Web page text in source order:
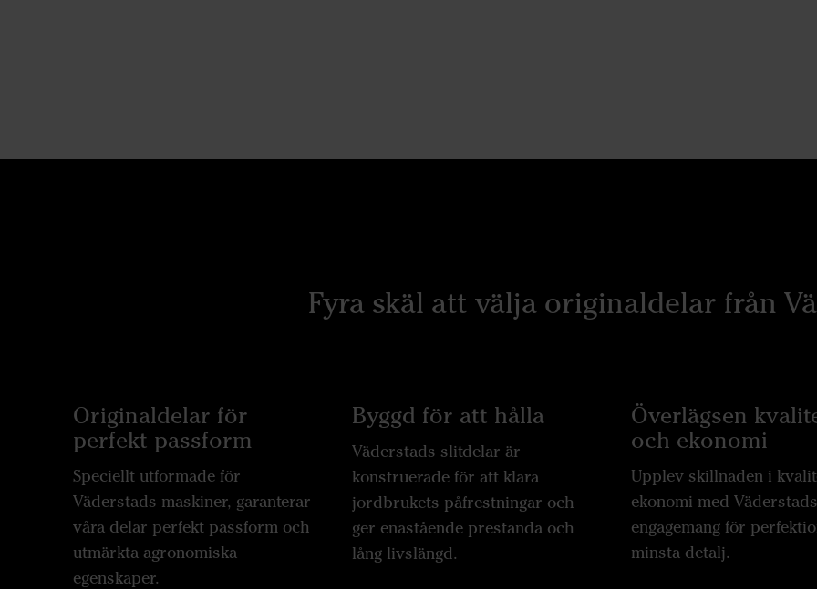
Fyra skäl att välja originaldelar från
Originaldelar för
perfekt passform
Speciellt utformade för
Väderstads maskiner, garanterar
våra delar perfekt passform och
utmärkta agronomiska
egenskaper.
Byggd för att hålla
Väderstads slitdelar är
konstruerade för att klara
jordbrukets påfrestningar och
ger enastående prestanda och
lång livslängd.
Överlägsen
och ekonomi
Upplev skillnaden i
ekonomi med Väderstads
engagemang för
minsta detalj.